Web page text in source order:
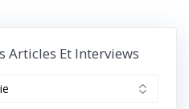
Articles Et Interviews